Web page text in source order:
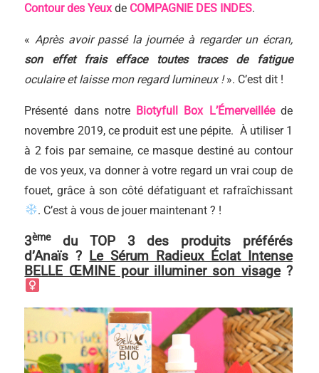
Contour des Yeuxde COMPAGNIE DES INDES.
«Après avoir passé la journée à regarder un écran,
son effet frais efface toutes traces de fatigue
oculaire et laisse mon regard lumineux !». C’est dit !
Présenté dans notre Biotyfull Box L’Émerveilléede
novembre 2019, ce produit est une pépite. À utiliser 1
à 2 fois par semaine, ce masque destiné au contour
de vos yeux, va donner à votre regard un vrai coup de
fouet, grâce à son côté défatiguant et rafraîchissant
. C’est à vous de jouer maintenant ? !
3èmedu TOP 3 des produits préférés
d’Anaïs ? Le Sérum Radieux Éclat Intense
BELLE ŒMINE pour illuminer son visage?‍